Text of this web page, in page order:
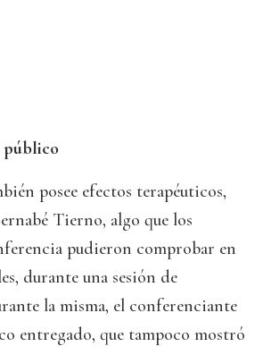
público
posee efectos terapéuticos,
Tierno, algo que los
pudieron comprobar en
durante una sesión de
la misma, el conferenciante
entregado, que tampoco mostró